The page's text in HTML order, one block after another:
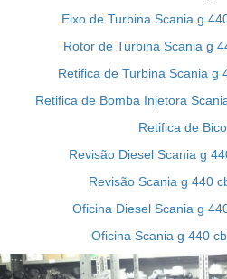
Eixo de Turbina Scania g
Rotor de Turbina Scania g
Retifica de Turbina Scania g
Retifica de Bomba Injetora
Retifica de
Revisão Diesel Scania g
Revisão Scania g 440
Oficina Diesel Scania g
Oficina Scania g 440